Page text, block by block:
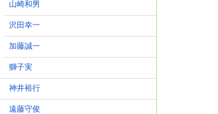
山崎和男
沢田幸一
加藤誠一
獅子実
神井裕行
遠藤守俊